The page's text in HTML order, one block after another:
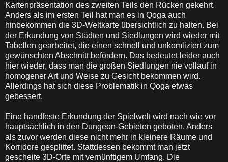
Kartenpräsentation des zweiten Teils den Rücken gekehrt.
Anders als im ersten Teil hat man es in Qoga auch
hinbekommen die 3D-Weltkarte übersichtlich zu halten. Bei
der Erkundung von Städten und Siedlungen wird wieder mit
Tabellen gearbeitet, die einen schnell und unkomliziert zum
gewünschten Abschnitt befördern. Das bedeutet leider auch
hier wieder, dass man die großen Siedlungen nie vollauf in
homogener Art und Weise zu Gesicht bekommen wird.
Allerdings hat sich diese Problematik in Qoga etwas
gebessert.
Eine handfeste Erkundung der Spielwelt wird nach wie vor
hauptsächlich in den Dungeon-Gebieten geboten. Anders
als zuvor werden diese nicht mehr in kleinere Räume und
Korridore gesplittet. Stattdessen bekommt man jetzt
gescheite 3D-Orte mit vernünftigem Umfang. Die